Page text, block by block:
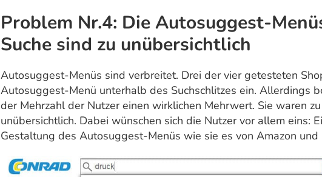
Problem Nr.4: Die Autosuggest-
Suche sind zu unübersichtlich
Autosuggest-Menüs sind verbreitet. Drei der vier getesteten
Autosuggest-Menü unterhalb des Suchschlitzes ein. Allerdings
der Mehrzahl der Nutzer einen wirklichen Mehrwert. Sie waren
unübersichtlich. Dabei wünschen sich die Nutzer vor allem eins:
Gestaltung des Autosuggest-Menüs wie sie es von Amazon und